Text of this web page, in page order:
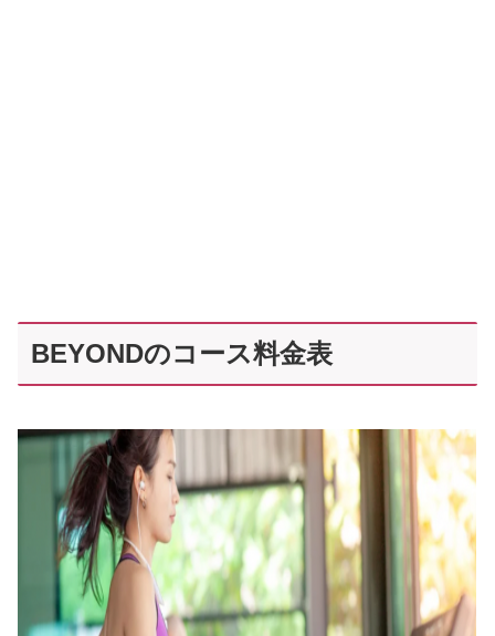
BEYONDのコース料金表